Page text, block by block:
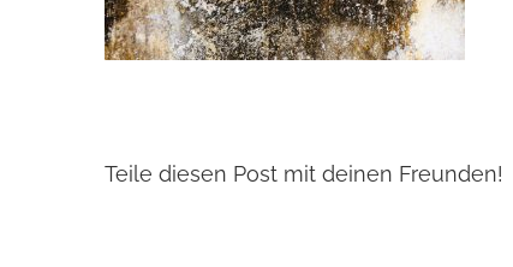
Teile diesen Post mit deinen Freunden!